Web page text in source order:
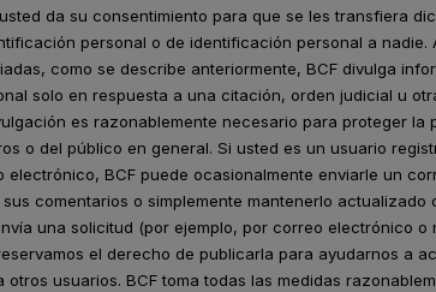
da su consentimiento para que se les transfiera
personal o de identificación personal a nadie.
como se describe anteriormente, BCF divulga
solo en respuesta a una citación, orden judicial u
es razonablemente necesario para proteger la
o del público en general. Si usted es un usuario
electrónico, BCF puede ocasionalmente enviarle un
comentarios o simplemente mantenerlo
una solicitud (por ejemplo, por correo electrónico o
el derecho de publicarla para ayudarnos a
otros usuarios. BCF toma todas las medidas